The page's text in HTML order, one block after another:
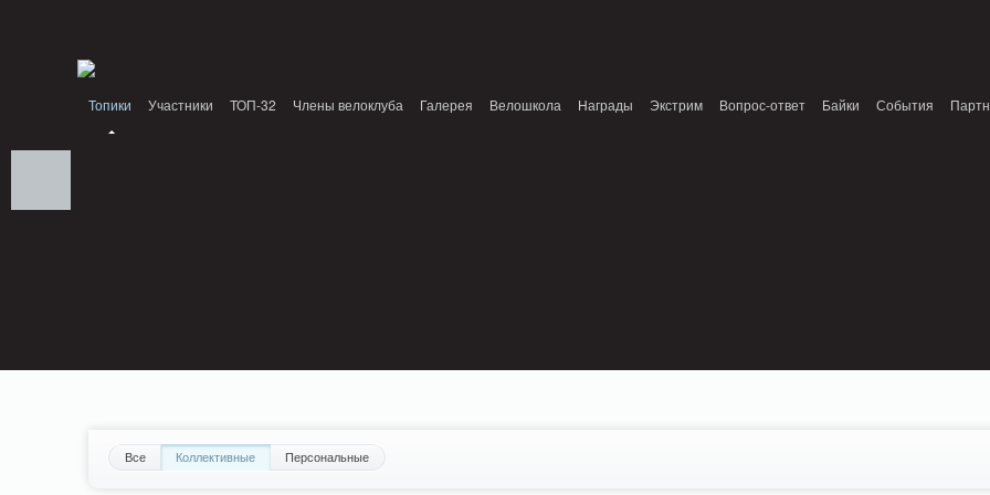
Топики Участники ТОП-32 Члены велоклуба Галерея Велошкола Награды Экстрим Вопрос-ответ Байки События
Все Коллективные Персональные